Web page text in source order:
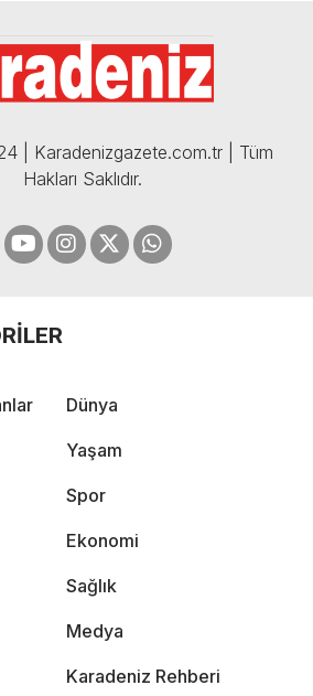
05.12.2024
| Karadenizgazete.com.tr | Tüm
Hakları Saklıdır.
Dünya
Yaşam
Spor
Ekonomi
Sağlık
Medya
Karadeniz Rehberi